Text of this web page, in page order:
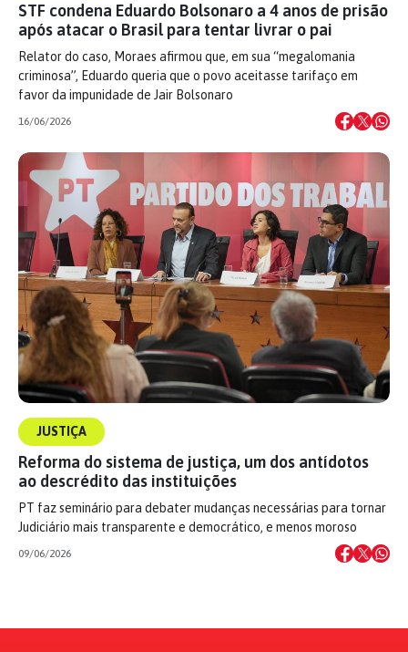
STF condena Eduardo Bolsonaro a 4 anos de prisão
após atacar o Brasil para tentar livrar o pai
Relator do caso, Moraes afirmou que, em sua “megalomania
criminosa”, Eduardo queria que o povo aceitasse tarifaço em
favor da impunidade de Jair Bolsonaro
16/06/2026
JUSTIÇA
Reforma do sistema de justiça, um dos antídotos
ao descrédito das instituições
PT faz seminário para debater mudanças necessárias para tornar
Judiciário mais transparente e democrático, e menos moroso
09/06/2026